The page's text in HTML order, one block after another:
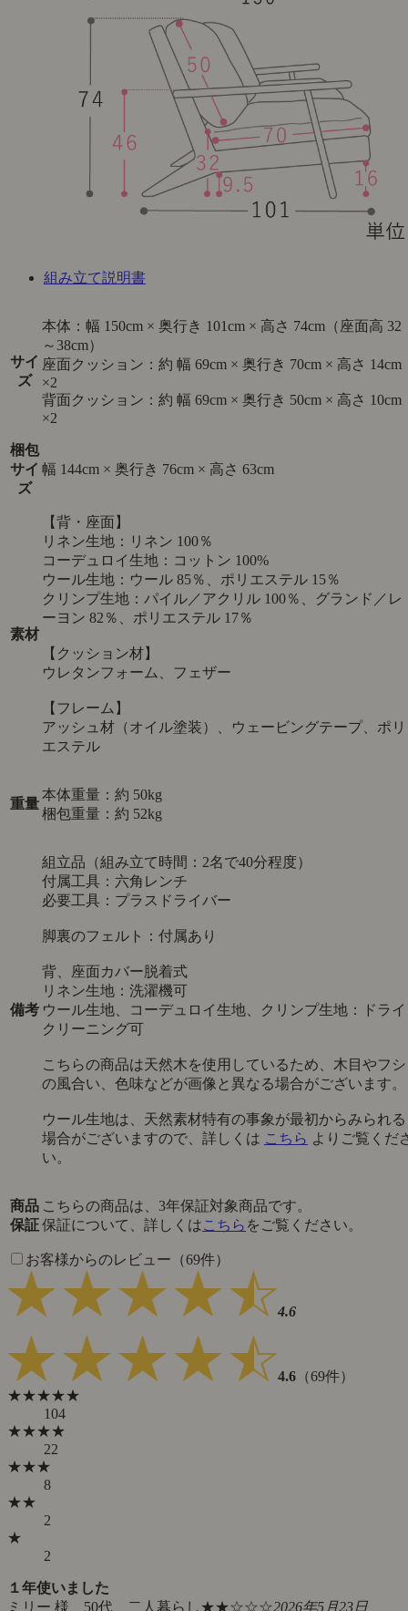
組み立て説明書
サイ
ズ
本体：幅 150cm × 奥行き 101cm × 高さ 74cm（座面高 32
～38cm）
座面クッション：約 幅 69cm × 奥行き 70cm × 高さ 14cm
×2
背面クッション：約 幅 69cm × 奥行き 50cm × 高さ 10cm
×2
梱包
サイ
ズ
幅 144cm × 奥行き 76cm × 高さ 63cm
素材
【背・座面】
リネン生地：リネン 100％
コーデュロイ生地：コットン 100%
ウール生地：ウール 85％、ポリエステル 15％
クリンプ生地：パイル／アクリル 100％、グランド／レ
ーヨン 82％、ポリエステル 17％
【クッション材】
ウレタンフォーム、フェザー
【フレーム】
アッシュ材（オイル塗装）、ウェービングテープ、ポリ
エステル
重量
本体重量：約 50kg
梱包重量：約 52kg
備考
組立品（組み立て時間：2名で40分程度）
付属工具：六角レンチ
必要工具：プラスドライバー
脚裏のフェルト：付属あり
背、座面カバー脱着式
リネン生地：洗濯機可
ウール生地、コーデュロイ生地、クリンプ生地：ドライ
クリーニング可
こちらの商品は天然木を使用しているため、木目やフシ
の風合い、色味などが画像と異なる場合がございます。
ウール生地は、天然素材特有の事象が最初からみられる
場合がございますので、詳しくは こちら よりご覧くだ
い。
商品
保証
こちらの商品は、3年保証対象商品です。
保証について、詳しくはこちら をご覧ください。
お客様からのレビュー（69件）
4.6
4.6 （69件）
★★★★★
104
★★★★
22
★★★
8
★★
2
★
2
１年使いました
ミリー 様 50代 二人暮らし★★☆☆☆2026年5月23日